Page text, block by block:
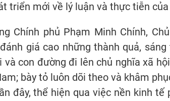
triển mới về lý luận và thực tiễn của
Chính phủ Phạm Minh Chính,
giá cao những thành quả,
con đường đi lên chủ nghĩa xã
bày tỏ luôn dõi theo và khâm
đây, thể hiện qua việc nền kinh tế